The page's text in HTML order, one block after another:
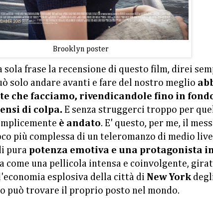
Brooklyn poster
sola frase la recensione di questo film, direi
solo andare avanti e fare del nostro meglio
che facciamo, rivendicandole fino in
di colpa. E senza struggerci troppo per
è andato. E' questo, per me, il
più complessa di un teleromanzo di medio
pura potenza emotiva e una protagonista
come una pellicola intensa e coinvolgente,
esplosiva della città di New York
può trovare il proprio posto nel mondo.